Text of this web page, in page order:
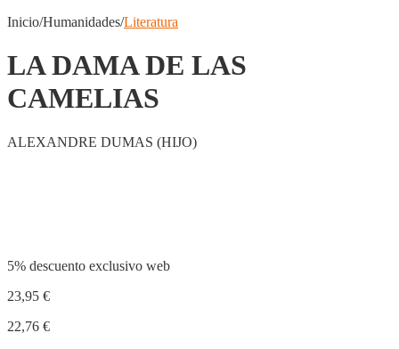
Inicio/Humanidades/Literatura
LA DAMA DE LAS
CAMELIAS
ALEXANDRE DUMAS (HIJO)
5% descuento exclusivo web
23,95 €
22,76 €